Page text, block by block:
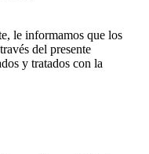
le informamos que los
del presente
y tratados con la